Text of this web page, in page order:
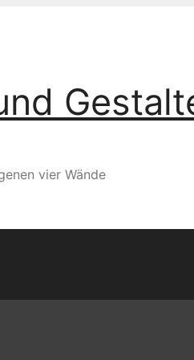
vier Wände